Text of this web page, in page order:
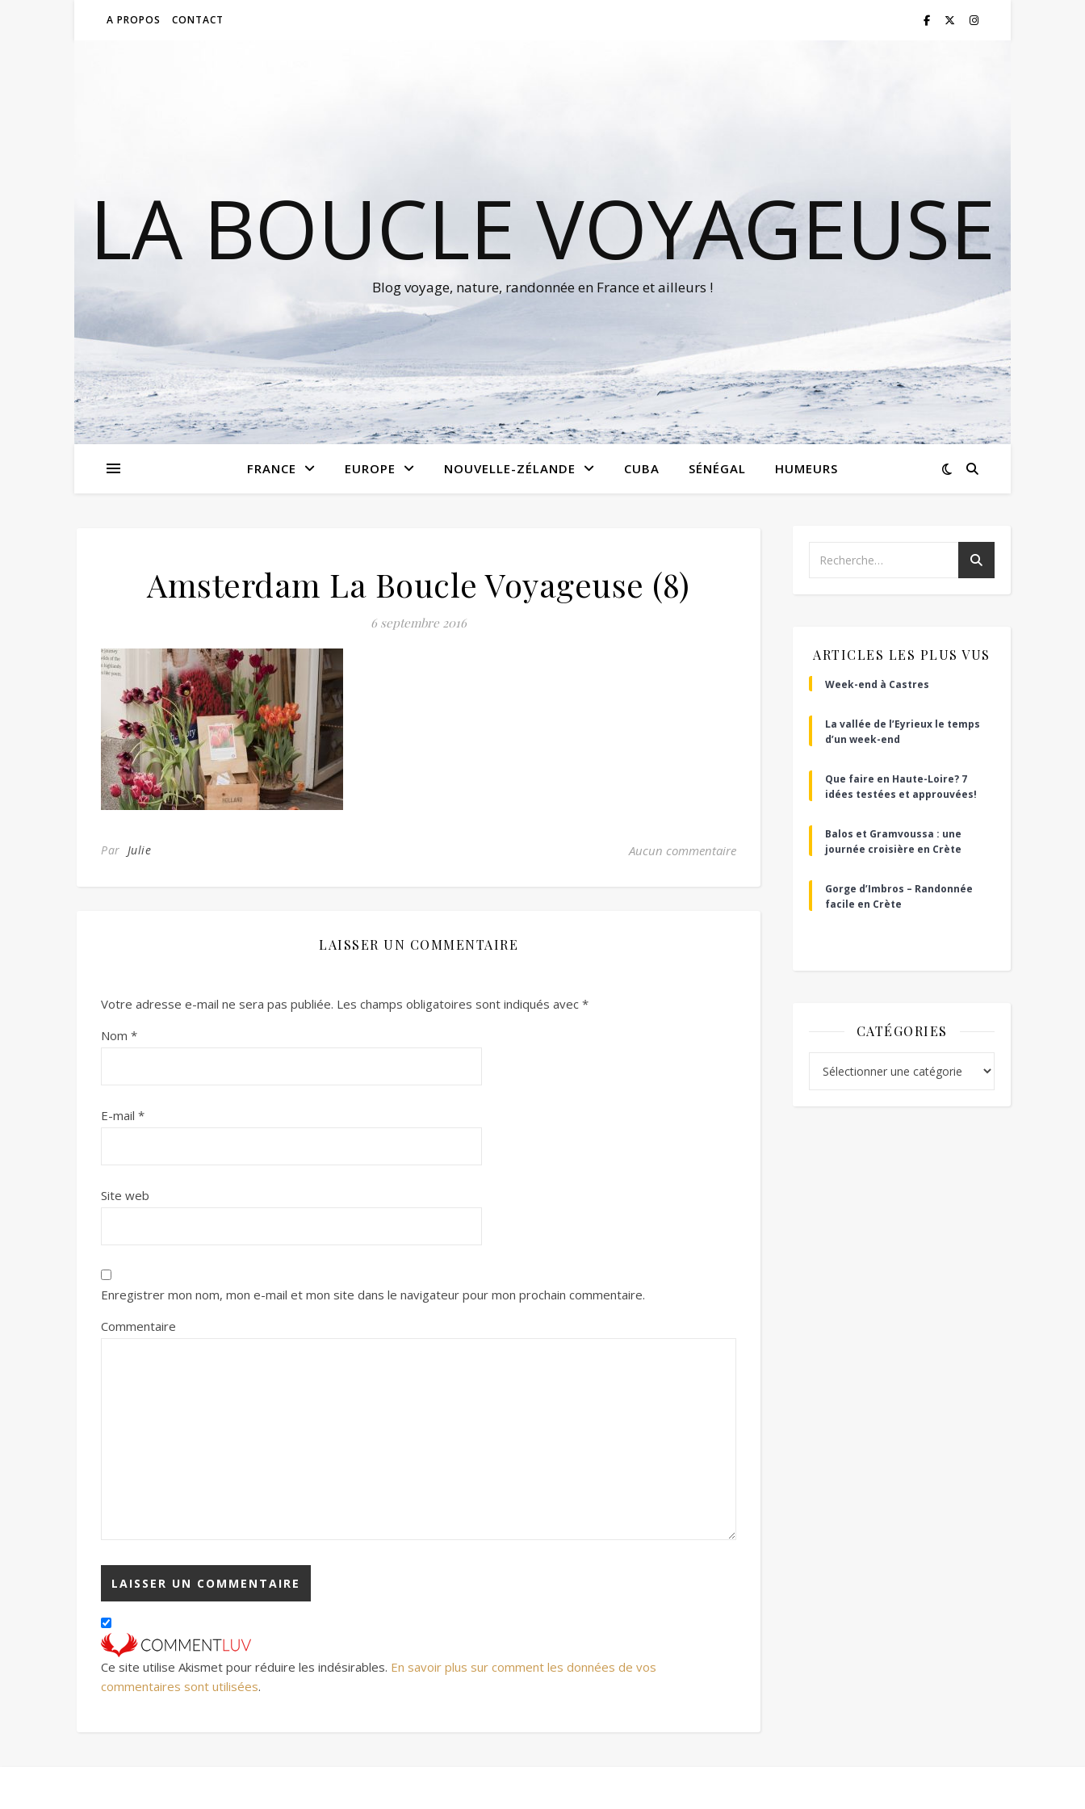
A PROPOS CONTACT
LA BOUCLE VOYAGEUSE
Blog voyage, nature, randonnée en France et ailleurs !
FRANCE EUROPE NOUVELLE-ZÉLANDE CUBA SÉNÉGAL HUMEURS
Amsterdam La Boucle Voyageuse (8)
6 septembre 2016
Par Julie Aucun commentaire
LAISSER UN COMMENTAIRE
Votre adresse e-mail ne sera pas publiée. Les champs obligatoires sont indiqués avec *
Nom *
E-mail *
Site web
Enregistrer mon nom, mon e-mail et mon site dans le navigateur pour mon prochain commentaire.
Commentaire
Ce site utilise Akismet pour réduire les indésirables. En savoir plus sur comment les données de vos
commentaires sont utilisées.
ARTICLES LES PLUS VUS
Week-end à Castres
La vallée de l’Eyrieux le temps
d’un week-end
Que faire en Haute-Loire? 7
idées testées et approuvées!
Balos et Gramvoussa : une
journée croisière en Crète
Gorge d’Imbros – Randonnée
facile en Crète
CATÉGORIES